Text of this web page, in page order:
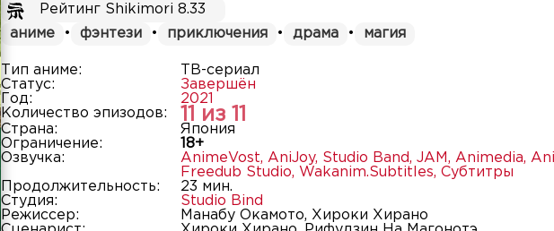
Рейтинг Shikimori 8.33
аниме
• фэнтези • приключения • драма • магия
Тип аниме:
ТВ-сериал
Статус:
Завершён
Год:
2021
Количество эпизодов:
11 из 11
Страна:
Япония
Ограничение:
18+
Озвучка:
AnimeVost, AniJoy, Studio Band, JAM , Animedia,
Freedub Studio, Wakanim.Subtitles, Субтитры
Продолжительность:
23 мин.
Студия:
Studio Bind
Режиссер:
Манабу Окамото, Хироки Хирано